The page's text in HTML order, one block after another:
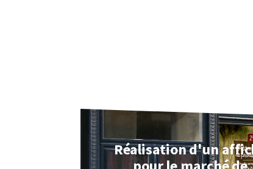
Réalisation d'un